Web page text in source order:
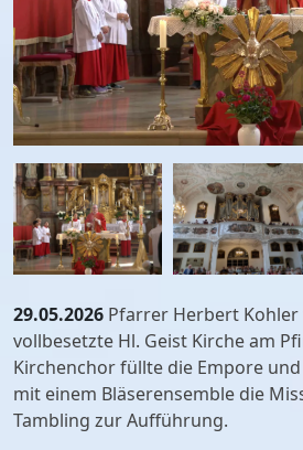
29.05.2026 Pfarrer Herbert
vollbesetzte Hl. Geist Kirche am
Kirchenchor füllte die Empore
mit einem Bläserensemble die
Tambling zur Aufführung.